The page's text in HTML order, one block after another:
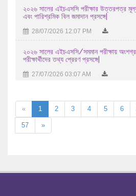
২০২৬ সালের এইচএসসি পরীক্ষার উত্তরপত্র
এবং পারিশ্রমিক বিল জমাদান প্রসঙ্গে|
28/07/2026 12:07 PM
২০২৬ সালের এইচএসসি/সমমান পরীক্ষায়
পরীক্ষার্থীদের তথ্য প্রেরণ প্রসঙ্গে|
27/07/2026 03:07 AM
« 1 2 3 4 5 6
57 »